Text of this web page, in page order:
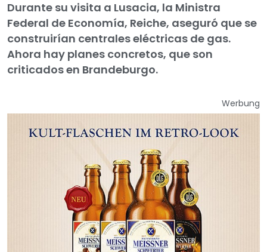
Durante su visita a Lusacia, la Ministra
Federal de Economía, Reiche, aseguró que se
construirían centrales eléctricas de gas.
Ahora hay planes concretos, que son
criticados en Brandeburgo.
Werbung